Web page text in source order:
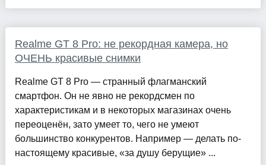
Realme GT 8 Pro: не рекордная камера, но
ОЧЕНЬ красивые снимки
Realme GT 8 Pro — странный флагманский
смартфон. Он не явно не рекордсмен по
характеристикам и в некоторых магазинах очень
переоценён, зато умеет то, чего не умеют
большинство конкурентов. Например — делать по-
настоящему красивые, «за душу берущие» ...